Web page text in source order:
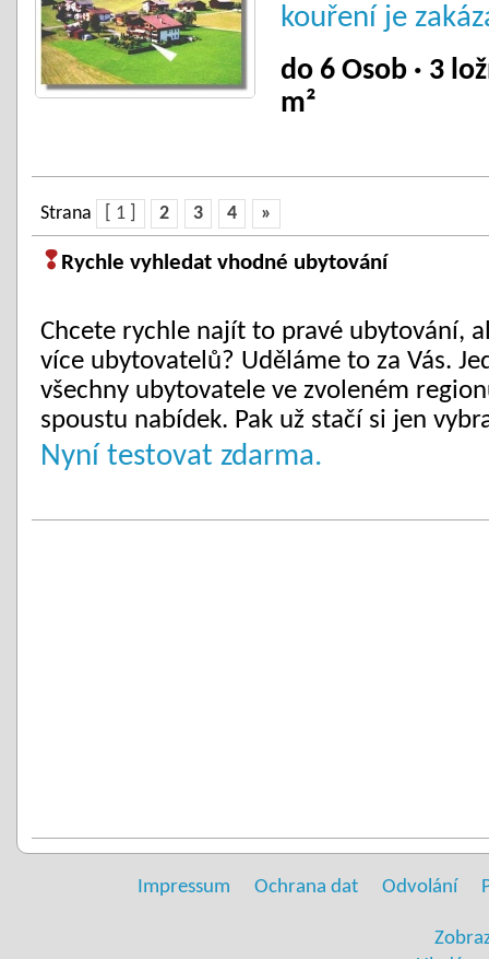
kouření je
do 6 Osob · 3
m²
Strana [ 1 ] 2 3 4 »
❢ Rychle vyhledat vhodné ubytování
Chcete rychle najít to pravé ubytování,
více ubytovatelů? Uděláme to za Vás.
všechny ubytovatele ve zvoleném
spoustu nabídek. Pak už stačí si jen
Nyní testovat zdarma.
Impressum Ochrana dat Odvolání